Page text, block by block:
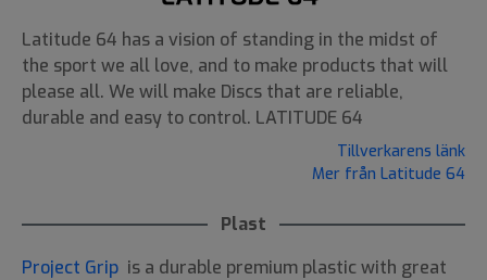
Latitude 64 has a vision of standing in the midst of
the sport we all love, and to make products that will
please all. We will make Discs that are reliable,
durable and easy to control. LATITUDE 64
Tillverkarens länk
Mer från Latitude 64
Plast
Project Grip is a durable premium plastic with great